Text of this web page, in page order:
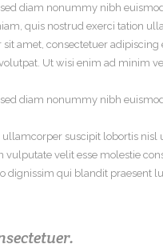
diam nonummy nibh
quis nostrud exerci tation
amet, consectetuer
Ut wisi enim ad minim
diam nonummy nibh
suscipit lobortis nisl
velit esse molestie
dignissim qui blandit praesent